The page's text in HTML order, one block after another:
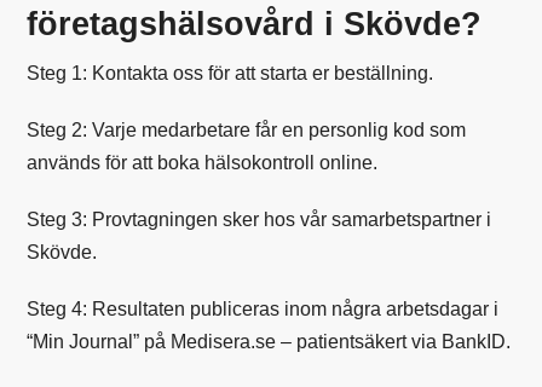
företagshälsovård i Skövde?
Steg 1: Kontakta oss för att starta er beställning.
Steg 2: Varje medarbetare får en personlig kod som
används för att boka hälsokontroll online.
Steg 3: Provtagningen sker hos vår samarbetspartner i
Skövde.
Steg 4: Resultaten publiceras inom några arbetsdagar i
“Min Journal” på Medisera.se – patientsäkert via BankID.